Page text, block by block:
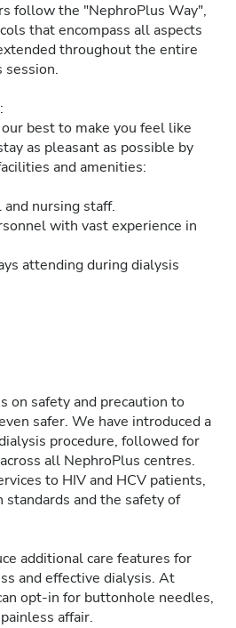
follow the "NephroPlus Way",
that encompass all aspects
throughout the entire
session.
best to make you feel like
as pleasant as possible by
and amenities:
and nursing staff.
with vast experience in
attending during dialysis
on safety and precaution to
safer. We have introduced a
procedure, followed for
all NephroPlus centres.
to HIV and HCV patients,
and the safety of
additional care features for
and effective dialysis. At
opt-in for buttonhole needles,
affair.